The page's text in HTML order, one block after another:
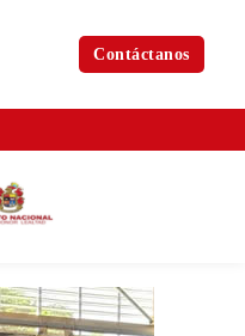
Contáctanos